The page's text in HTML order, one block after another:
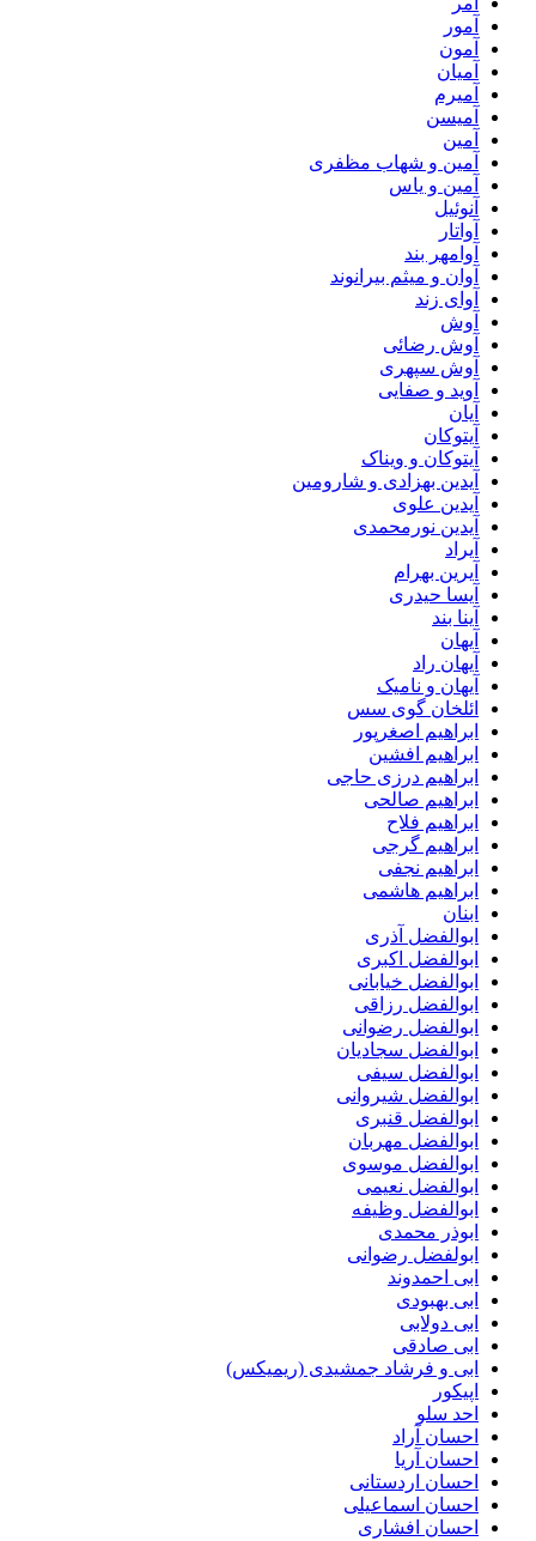
آمور
آمون
آمیان
آمیرم
آمیسن
آمین
آمین و شهاب مظفری
آمین و یاس
آنوئیل
آواتار
آوامهر بند
آوان و میثم بیرانوند
آوای زند
آوش
آوش رضائی
آوش سپهری
آوید و صفایی
آیان
آیتوکان
آیتوکان و ویناک
آیدین بهزادی و شارومین
آیدین علوی
آیدین نورمحمدی
آیراد
آیرین بهرام
آیسا حیدری
آینا بند
آیهان
آیهان راد
آیهان و نامیک
ائلخان گوی سس
ابراهیم اصغرپور
ابراهیم افشین
ابراهیم درزی حاجی
ابراهیم صالحی
ابراهیم فلاح
ابراهیم گرجی
ابراهیم نجفی
ابراهیم هاشمی
ابنان
ابوالفضل آذری
ابوالفضل اکبری
ابوالفضل خیابانی
ابوالفضل رزاقی
ابوالفضل رضوانی
ابوالفضل سجادیان
ابوالفضل سیفی
ابوالفضل شیروانی
ابوالفضل قنبری
ابوالفضل مهربان
ابوالفضل موسوی
ابوالفضل نعیمی
ابوالفضل وظیفه
ابوذر محمدی
ابولفضل رضوانی
ابی احمدوند
ابی بهبودی
ابی دولابی
ابی صادقی
ابی و فرشاد جمشیدی (ریمیکس)
اپیکور
احد سلو
احسان آراد
احسان آریا
احسان اردستانی
احسان اسماعیلی
احسان افشاری